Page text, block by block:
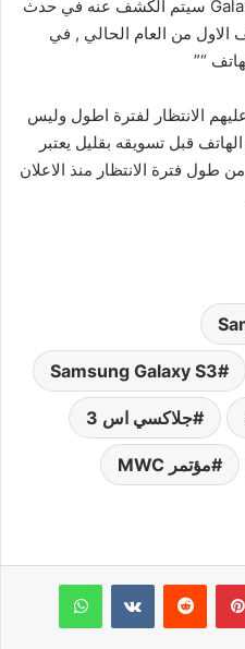
للجوال 2012 , خليفة هاتف Galaxy S2 سيتم الكشف عنه في حدث
من العام الحالي , في
“”
الانتظار لفترة اطول وليس
قبل تسويقه بقليل يعتبر
فترة الانتظار منذ الاعلان
Samsung Galaxy S3
جلاكسي اس 3
مؤتمر MWC
بينتيريست